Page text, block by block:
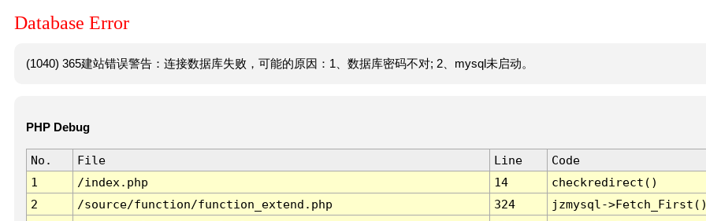
Database Error
(1040) 365建站错误警告：连接数据库失败，可能的原因：1、数据库密码不对; 2、mysql未启动。
PHP Debug
No. File Line
Code
1
/index.php 14
checkredirect()
2
/source/function/function_extend.php 324
jzmysql-